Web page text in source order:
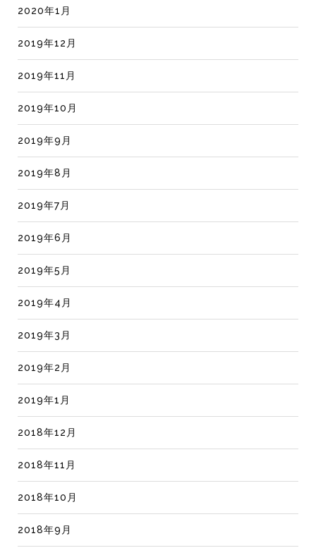
2020年1月
2019年12月
2019年11月
2019年10月
2019年9月
2019年8月
2019年7月
2019年6月
2019年5月
2019年4月
2019年3月
2019年2月
2019年1月
2018年12月
2018年11月
2018年10月
2018年9月